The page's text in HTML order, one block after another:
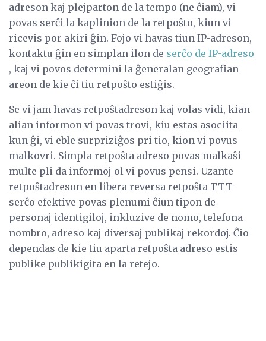
adreson kaj plejparton de la tempo (ne ĉiam), vi
povas serĉi la kaplinion de la retpoŝto, kiun vi
ricevis por akiri ĝin. Fojo vi havas tiun IP-adreson,
kontaktu ĝin en simplan ilon de serĉo de IP-adreso
, kaj vi povos determini la ĝeneralan geografian
areon de kie ĉi tiu retpoŝto estiĝis.
Se vi jam havas retpoŝtadreson kaj volas vidi, kian
alian informon vi povas trovi, kiu estas asociita
kun ĝi, vi eble surpriziĝos pri tio, kion vi povus
malkovri. Simpla retpoŝta adreso povas malkaŝi
multe pli da informoj ol vi povus pensi. Uzante
retpoŝtadreson en libera reversa retpoŝta TTT-
serĉo efektive povas plenumi ĉiun tipon de
personaj identigiloj, inkluzive de nomo, telefona
nombro, adreso kaj diversaj publikaj rekordoj. Ĉio
dependas de kie tiu aparta retpoŝta adreso estis
publike publikigita en la retejo.